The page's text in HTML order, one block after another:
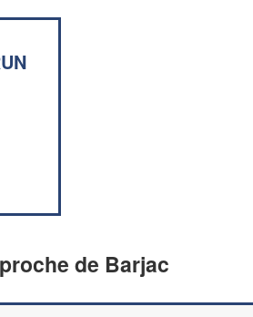
de Barjac